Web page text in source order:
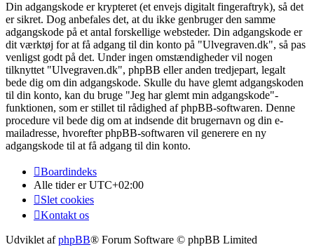
Din adgangskode er krypteret (et envejs digitalt fingeraftryk), så det
er sikret. Dog anbefales det, at du ikke genbruger den samme
adgangskode på et antal forskellige websteder. Din adgangskode er
dit værktøj for at få adgang til din konto på "Ulvegraven.dk", så pas
venligst godt på det. Under ingen omstændigheder vil nogen
tilknyttet "Ulvegraven.dk", phpBB eller anden tredjepart, legalt
bede dig om din adgangskode. Skulle du have glemt adgangskoden
til din konto, kan du bruge "Jeg har glemt min adgangskode"-
funktionen, som er stillet til rådighed af phpBB-softwaren. Denne
procedure vil bede dig om at indsende dit brugernavn og din e-
mailadresse, hvorefter phpBB-softwaren vil generere en ny
adgangskode til at få adgang til din konto.
Boardindeks
Alle tider erUTC+02:00
Slet cookies
Kontakt os
Udviklet afphpBB® Forum Software © phpBB Limited